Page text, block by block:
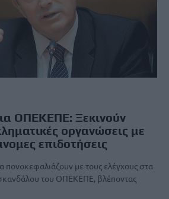
ΟΠΕΚΕΠΕ: Ξεκινούν
οργανώσεις με
επιδοτήσεις
πονοκεφαλιάζουν με τους ελέγχους στα
του ΟΠΕΚΕΠΕ, βλέποντας